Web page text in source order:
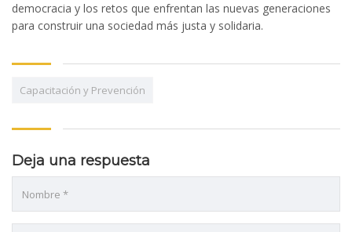
democracia y los retos que enfrentan las nuevas generaciones
para construir una sociedad más justa y solidaria.
Capacitación y Prevención
Deja una respuesta